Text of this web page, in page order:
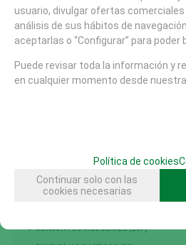
AREAS DE JUEGO
PRIMERA
PANELES Y DIDACTICOS
JUEGOS ACCESIBLES INTEGRADORES
PANELES Y DIDACTICOS ACCESIBLES E
AREAS DE JUEGO
CONJUNTOS MODULARES (207)
usuario, divulgar ofertas
análisis de sus hábitos de
aceptarlas o “Configurar” para poder
Puede revisar toda la información y
en cualquier momento desde nuestra
Política de cookies
Continuar solo con las
cookies necesarias